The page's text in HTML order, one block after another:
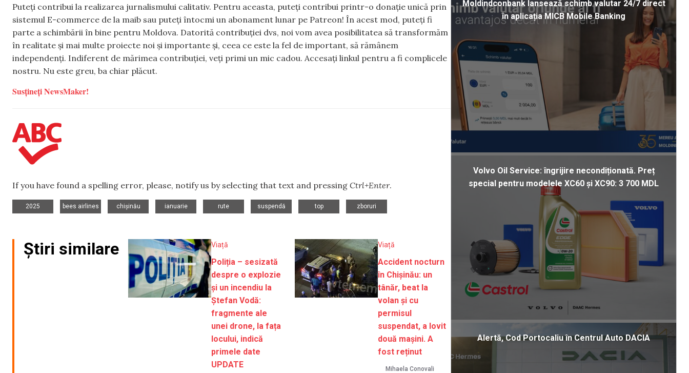
Puteți contribui la realizarea jurnalismului calitativ. Pentru aceasta, puteți contribui printr-o donație unică prin
sistemul E-commerce de la maib sau puteți întocmi un abonament lunar pe Patreon! În acest mod, puteți fi
parte a schimbării în bine pentru Moldova. Datorită contribuției dvs, noi vom avea posibilitatea să transformăm
în realitate și mai multe proiecte noi și importante și, ceea ce este la fel de important, să rămânem
independenți. Indiferent de mărimea contribuției, veți primi un mic cadou. Accesați linkul pentru a fi complicele
nostru. Nu este greu, ba chiar plăcut.
Susțineți NewsMaker!
If you have found a spelling error, please, notify us by selecting that text and pressing Ctrl+Enter.
2025
bees airlines
chișinău
ianuarie
rute
suspendă
top
zboruri
Știri similare Viață
Poliția – sesizată
despre o explozie
și un incendiu la
Ștefan Vodă:
fragmente ale
unei drone, la fața
locului, indică
primele date
UPDATE
Viață
Accident nocturn
în Chișinău: un
tânăr, beat la
volan și cu
permisul
suspendat, a lovit
două mașini. A
fost reținut
Mihaela Conovali
Moldindconbank lansează schimb valutar 24/7 direct
în aplicația MICB Mobile Banking
Volvo Oil Service: îngrijire necondiționată. Preț
special pentru modelele XC60 și XC90: 3 700 MDL
Alertă, Cod Portocaliu în Centrul Auto DACIA